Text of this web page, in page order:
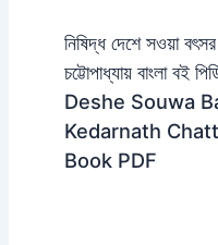
নিষিদ্ধ দেশে সওয়া
চট্টোপাধ্যায় বাংলা
Deshe Souwa
Kedarnath
Book PDF